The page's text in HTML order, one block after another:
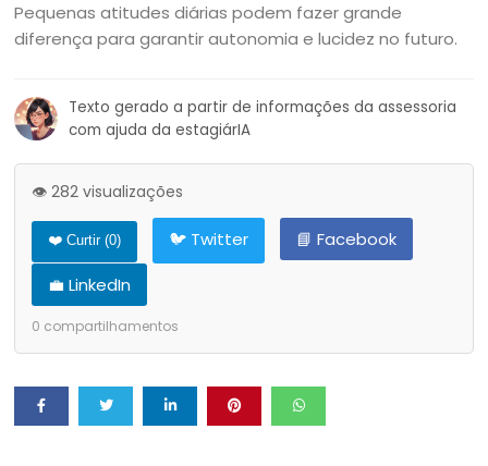
Pequenas atitudes diárias podem fazer grande
diferença para garantir autonomia e lucidez no futuro.
Texto gerado a partir de informações da assessoria
com ajuda da estagiárIA
👁️ 282 visualizações
❤️ Curtir (0) 🐦 Twitter
📘 Facebook
💼 LinkedIn
0 compartilhamentos